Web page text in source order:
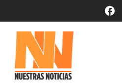
contenido